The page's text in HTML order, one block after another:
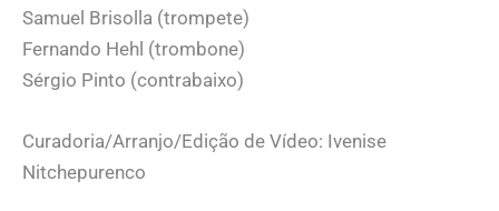
Samuel Brisolla (trompete)
Fernando Hehl (trombone)
Sérgio Pinto (contrabaixo)
Curadoria/Arranjo/Edição de Vídeo: Ivenise
Nitchepurenco